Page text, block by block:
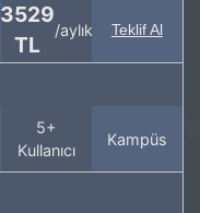
3529
TL
/aylık Teklif Al
5+
Kullanıcı
Kampüs